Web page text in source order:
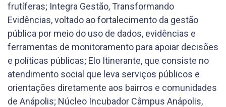
frutíferas; Integra Gestão, Transformando
Evidências, voltado ao fortalecimento da gestão
pública por meio do uso de dados, evidências e
ferramentas de monitoramento para apoiar decisões
e políticas públicas; Elo Itinerante, que consiste no
atendimento social que leva serviços públicos e
orientações diretamente aos bairros e comunidades
de Anápolis; Núcleo Incubador Câmpus Anápolis,